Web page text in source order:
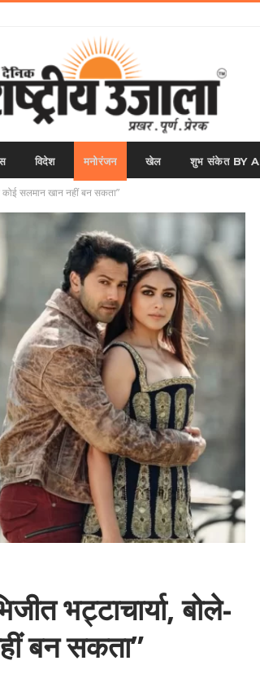
विदेश मनोरंजन खेल शुभ संकेत BY
कोई सलमान खान नहीं बन सकता”
भट्टाचार्या, बोले-
बन सकता”